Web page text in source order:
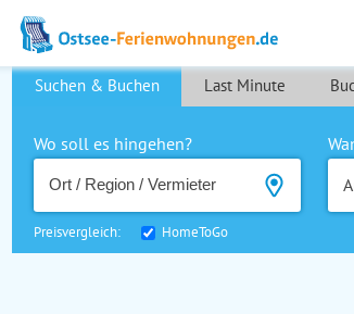
Suchen & Buchen Last Minute
Wo soll es hingehen?
Preisvergleich: HomeToGo